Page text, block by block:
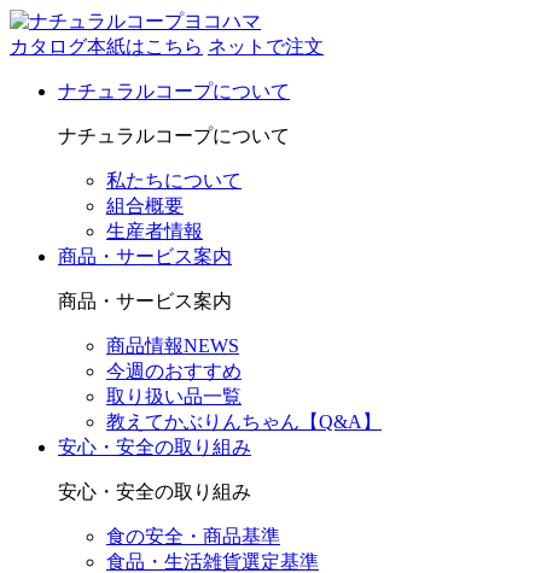
カタログ本紙はこちら ネットで注文
ナチュラルコープについて
ナチュラルコープについて
私たちについて
組合概要
生産者情報
商品・サービス案内
商品・サービス案内
商品情報NEWS
今週のおすすめ
取り扱い品一覧
教えてかぶりんちゃん【Q&A】
安心・安全の取り組み
安心・安全の取り組み
食の安全・商品基準
食品・生活雑貨選定基準